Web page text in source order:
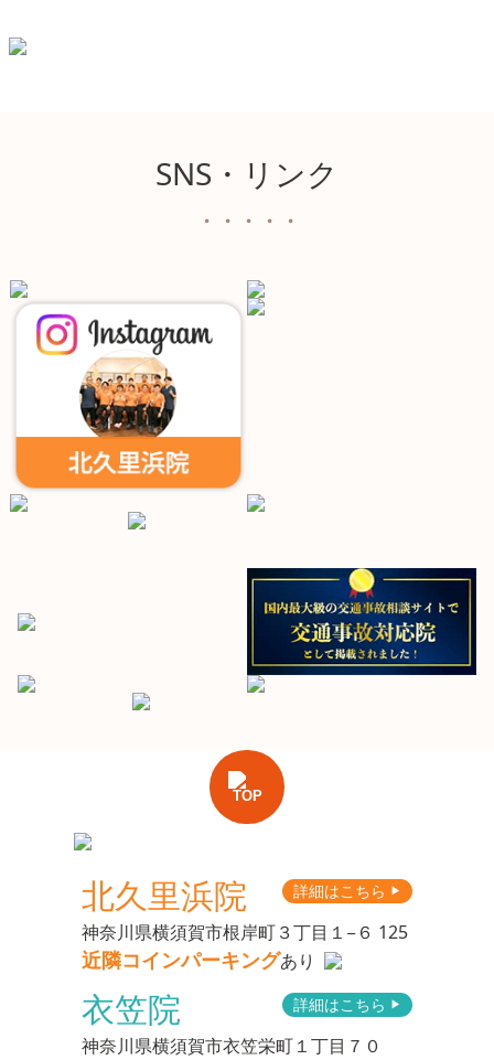
SNS・リンク
TOP
北久里浜院 詳細はこちら ▶︎
神奈川県横須賀市根岸町３丁目１−６ 125
近隣コインパーキングあり
衣笠院 詳細はこちら ▶︎
神奈川県横須賀市衣笠栄町１丁目７０